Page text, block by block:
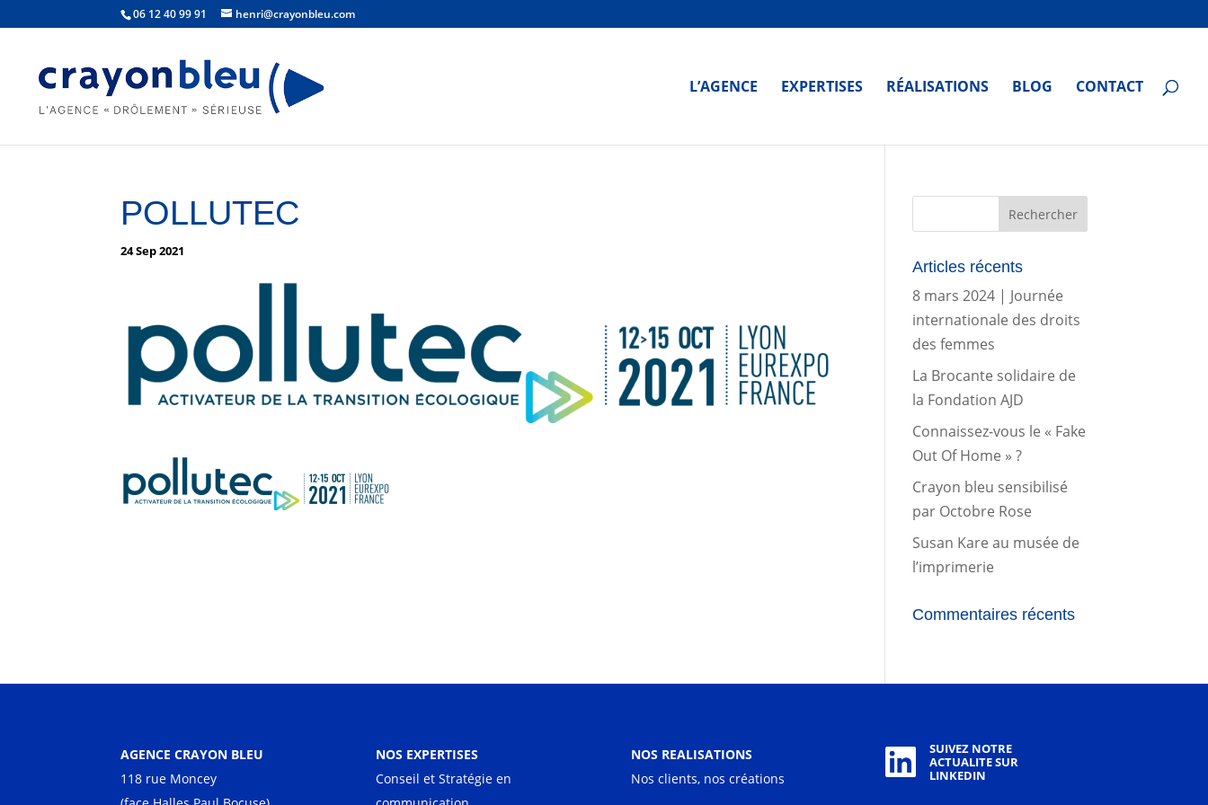
06 12 40 99 91 henri@crayonbleu.com
L’AGENCE EXPERTISES RÉALISATIONS BLOG CONTACT
POLLUTEC
24 Sep 2021
Articles récents
8 mars 2024 | Journée
internationale des droits
des femmes
La Brocante solidaire de
la Fondation AJD
Connaissez-vous le « Fake
Out Of Home » ?
Crayon bleu sensibilisé
par Octobre Rose
Susan Kare au musée de
l’imprimerie
Commentaires récents
AGENCE CRAYON BLEU
118 rue Moncey
NOS EXPERTISES
Conseil et Stratégie en
NOS REALISATIONS
Nos clients, nos créations
SUIVEZ NOTRE
ACTUALITE SUR
LINKEDIN